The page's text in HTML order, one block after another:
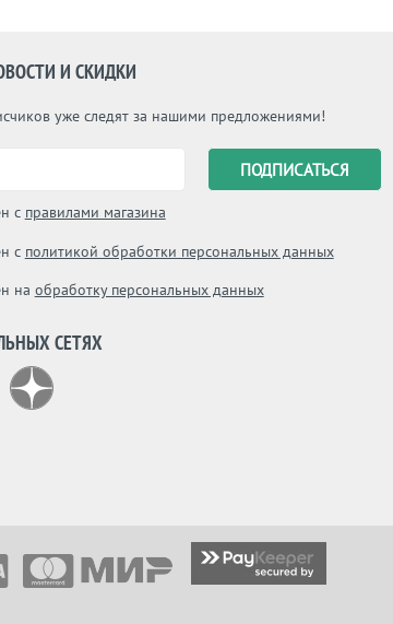
И СКИДКИ
уже следят за нашими предложениями!
с правилами магазина
с политикой обработки персональных данных
на обработку персональных данных
СЕТЯХ